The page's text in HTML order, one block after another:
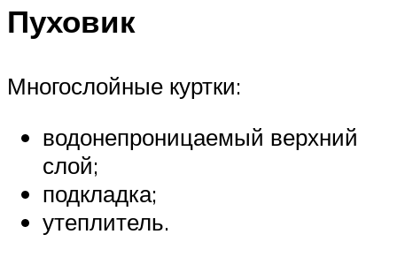
Пуховик
Многослойные куртки:
водонепроницаемый верхний
слой;
подкладка;
утеплитель.